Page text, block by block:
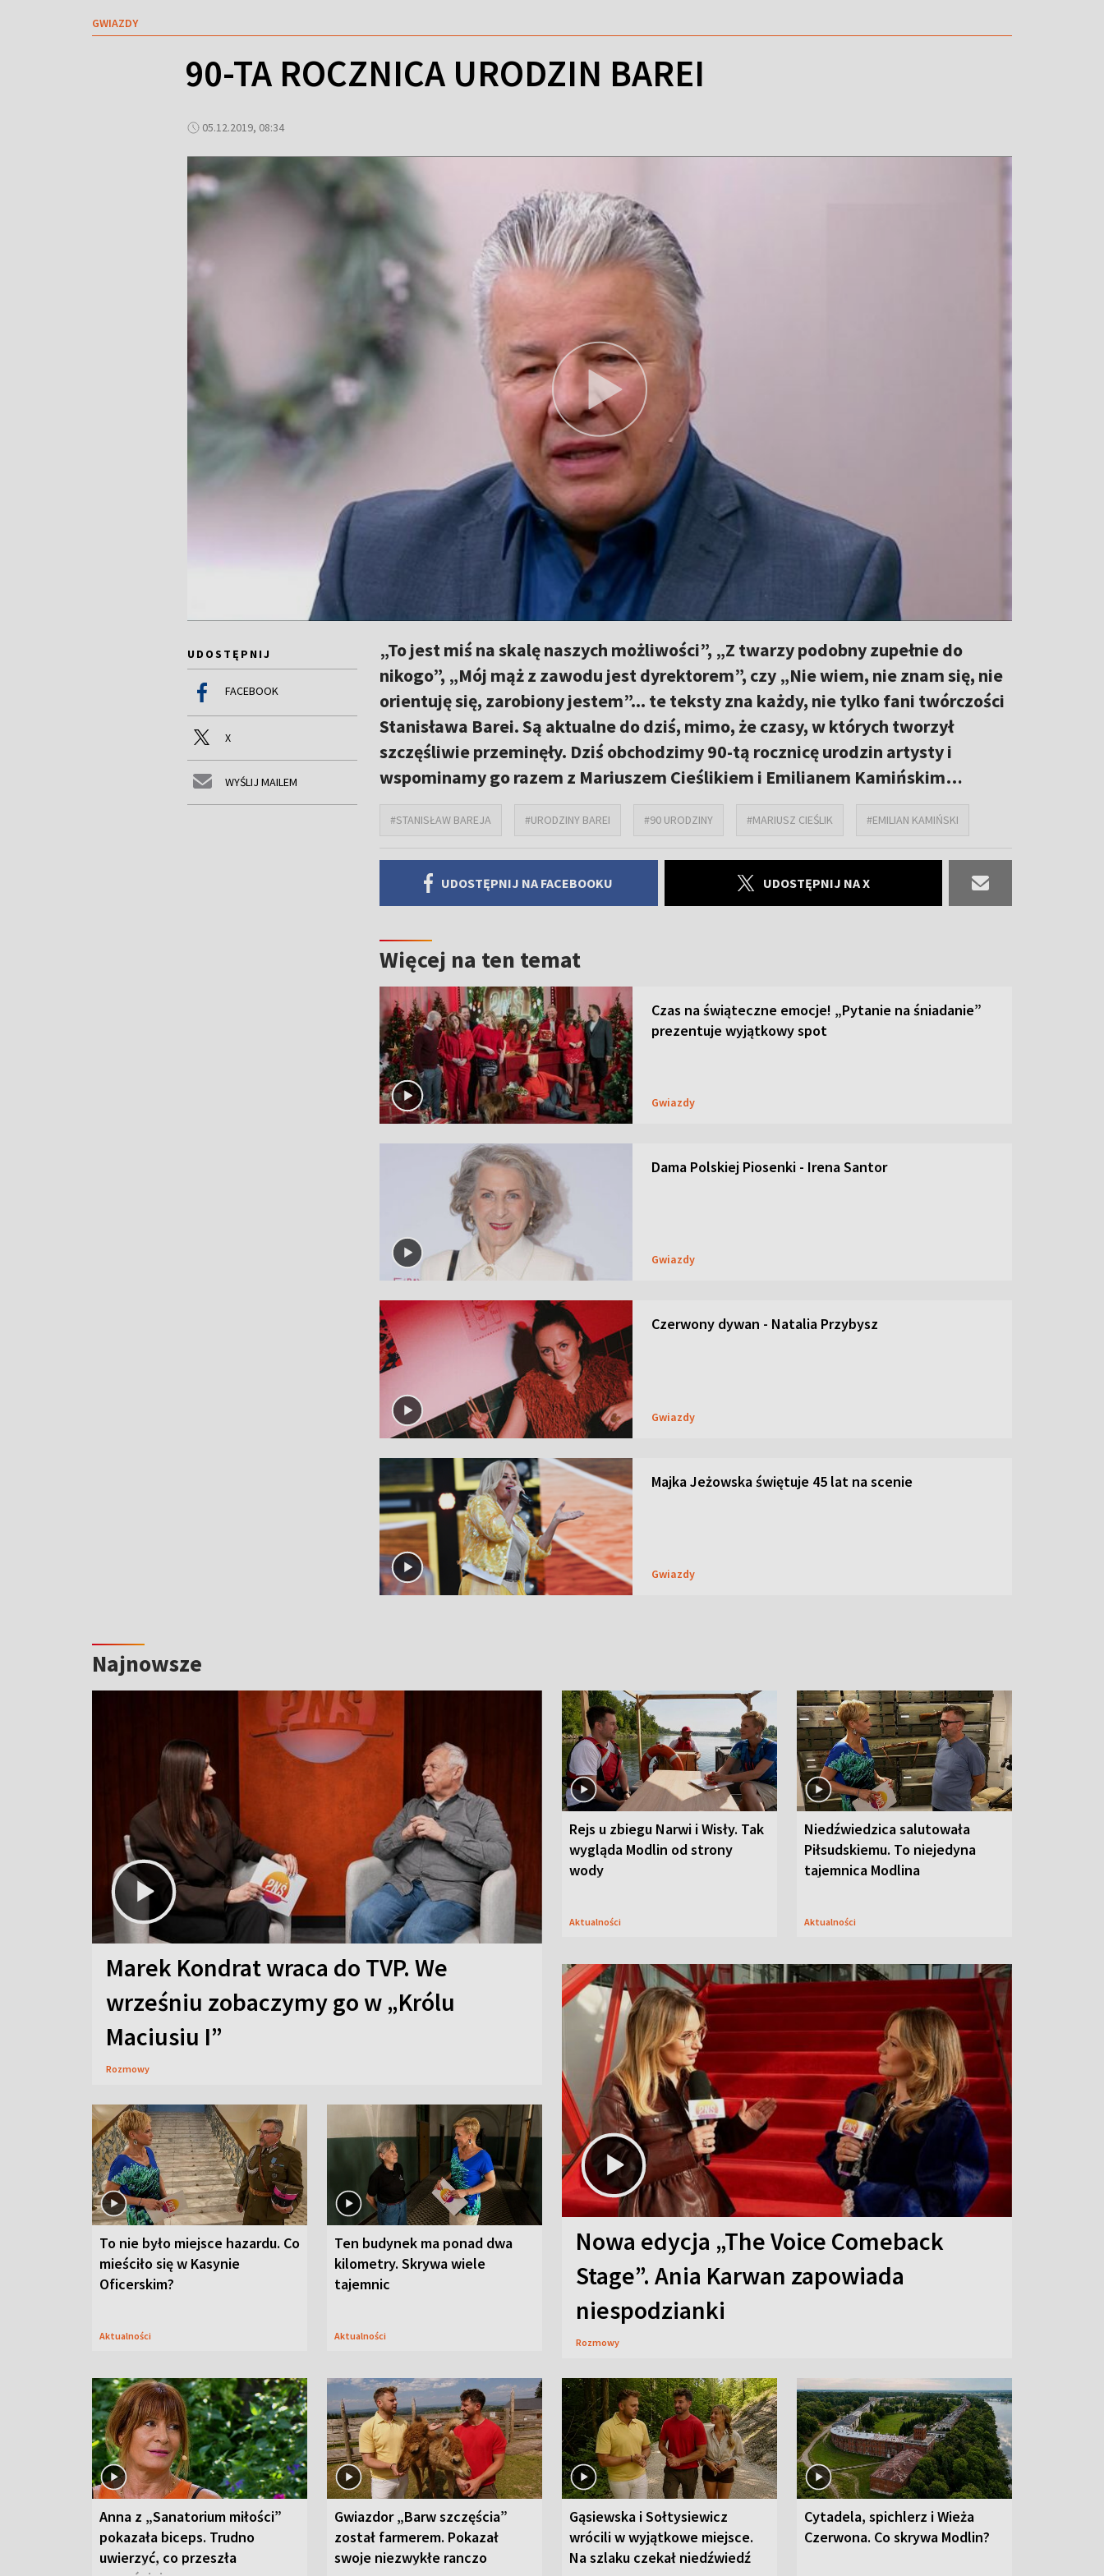
GWIAZDY
90-TA ROCZNICA URODZIN BAREI
05.12.2019, 08:34
UDOSTĘPNIJ
FACEBOOK
X
WYŚLIJ MAILEM
„To jest miś na skalę naszych możliwości”, „Z twarzy podobny zupełnie do
nikogo”, „Mój mąż z zawodu jest dyrektorem”, czy „Nie wiem, nie znam się, nie
orientuję się, zarobiony jestem”... te teksty zna każdy, nie tylko fani twórczości
Stanisława Barei. Są aktualne do dziś, mimo, że czasy, w których tworzył
szczęśliwie przeminęły. Dziś obchodzimy 90-tą rocznicę urodzin artysty i
wspominamy go razem z Mariuszem Cieślikiem i Emilianem Kamińskim…
#STANISŁAW BAREJA #URODZINY BAREI #90 URODZINY #MARIUSZ CIEŚLIK #EMILIAN KAMIŃSKI
UDOSTĘPNIJ NA FACEBOOKU UDOSTĘPNIJ NA X
Więcej na ten temat
Czas na świąteczne emocje! „Pytanie na śniadanie”
prezentuje wyjątkowy spot
Gwiazdy
Dama Polskiej Piosenki - Irena Santor
Gwiazdy
Czerwony dywan - Natalia Przybysz
Gwiazdy
Majka Jeżowska świętuje 45 lat na scenie
Gwiazdy
Najnowsze
Marek Kondrat wraca do TVP. We
wrześniu zobaczymy go w „Królu
Maciusiu I”
Rozmowy
Rejs u zbiegu Narwi i Wisły. Tak
wygląda Modlin od strony
wody
Aktualności
Niedźwiedzica salutowała
Piłsudskiemu. To niejedyna
tajemnica Modlina
Aktualności
To nie było miejsce hazardu. Co
mieściło się w Kasynie
Oficerskim?
Aktualności
Ten budynek ma ponad dwa
kilometry. Skrywa wiele
tajemnic
Aktualności
Nowa edycja „The Voice Comeback
Stage”. Ania Karwan zapowiada
niespodzianki
Rozmowy
Anna z „Sanatorium miłości”
pokazała biceps. Trudno
uwierzyć, co przeszła
Gwiazdor „Barw szczęścia”
został farmerem. Pokazał
swoje niezwykłe ranczo
Gąsiewska i Sołtysiewicz
wrócili w wyjątkowe miejsce.
Na szlaku czekał niedźwiedź
Cytadela, spichlerz i Wieża
Czerwona. Co skrywa Modlin?